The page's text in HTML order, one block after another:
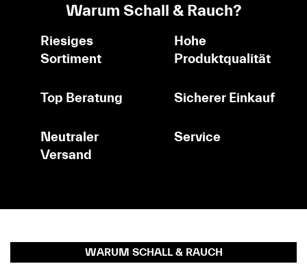
Warum Schall & Rauch?
Riesiges
Sortiment
Hohe
Produktqualität
Top Beratung Sicherer Einkauf
Neutraler
Versand
Service
WARUM SCHALL & RAUCH